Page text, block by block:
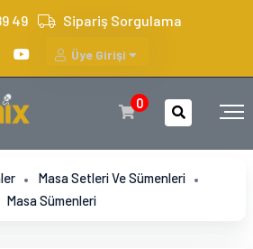
49 Sipariş Sorgulama
Üye Girişi
0
Masa Setleri Ve Sümenleri
Masa Sümenleri